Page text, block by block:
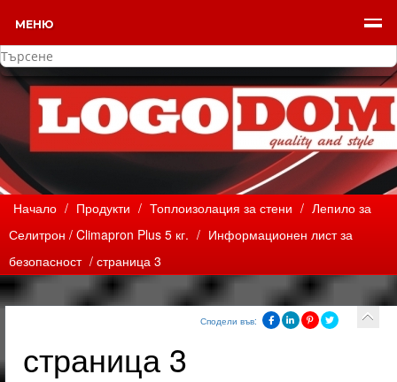
МЕНЮ
Начало / Продукти / Топлоизолация за стени / Лепило за
Селитрон / Climapron Plus 5 кг. / Информационен лист за
безопасност / страница 3
Сподели във:
страница 3